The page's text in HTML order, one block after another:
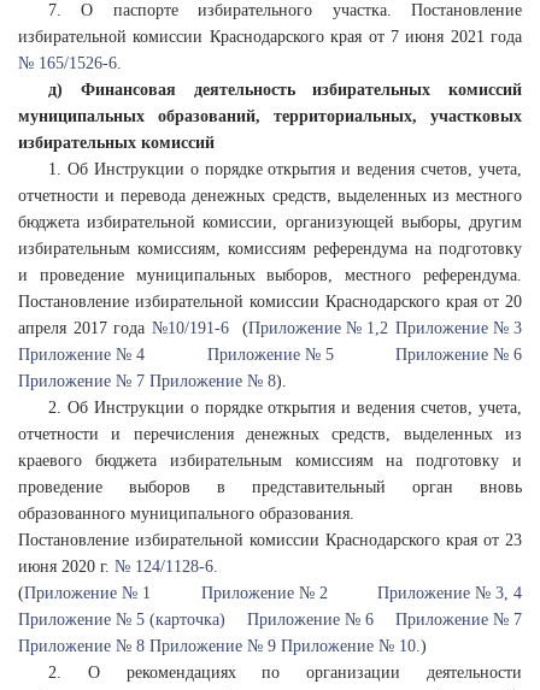
7. О паспорте избирательного участка. Постановление
избирательной комиссии Краснодарского края от 7 июня 2021 года
№ 165/1526-6.
д) Финансовая деятельность избирательных комиссий
муниципальных образований, территориальных, участковых
избирательных комиссий
1. Об Инструкции о порядке открытия и ведения счетов, учета,
отчетности и перевода денежных средств, выделенных из местного
бюджета избирательной комиссии, организующей выборы, другим
избирательным комиссиям, комиссиям референдума на подготовку
и проведение муниципальных выборов, местного референдума.
Постановление избирательной комиссии Краснодарского края от 20
апреля 2017 года №10/191-6 (Приложение № 1,2 Приложение № 3
Приложение № 4
Приложение № 5
Приложение № 6
Приложение № 7 Приложение № 8).
2. Об Инструкции о порядке открытия и ведения счетов, учета,
отчетности и перечисления денежных средств, выделенных из
краевого бюджета избирательным комиссиям на подготовку и
проведение выборов в представительный орган вновь
образованного муниципального образования.
Постановление избирательной комиссии Краснодарского края от 23
июня 2020 г. № 124/1128-6.
(Приложение № 1 Приложение № 2
Приложение № 3, 4
Приложение № 5 (карточка)
Приложение № 6
Приложение № 7
Приложение № 8 Приложение № 9 Приложение № 10.)
2. О рекомендациях по организации деятельности